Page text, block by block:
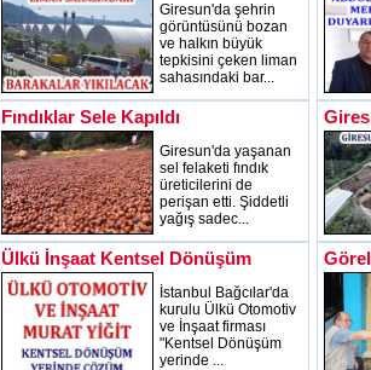
Giresun'da şehrin
görüntüsünü bozan
ve halkın büyük
tepkisini çeken liman
sahasındaki bar...
Fındıklar Sele Kapıldı
Giresun'da yaşanan
sel felaketi fındık
üreticilerini de
perişan etti. Şiddetli
yağış sadec...
Ülkü İnşaat Kentsel Dönüşüm
İstanbul Bağcılar'da
kurulu Ülkü Otomotiv
ve İnşaat firması
"Kentsel Dönüşüm
yerinde ...